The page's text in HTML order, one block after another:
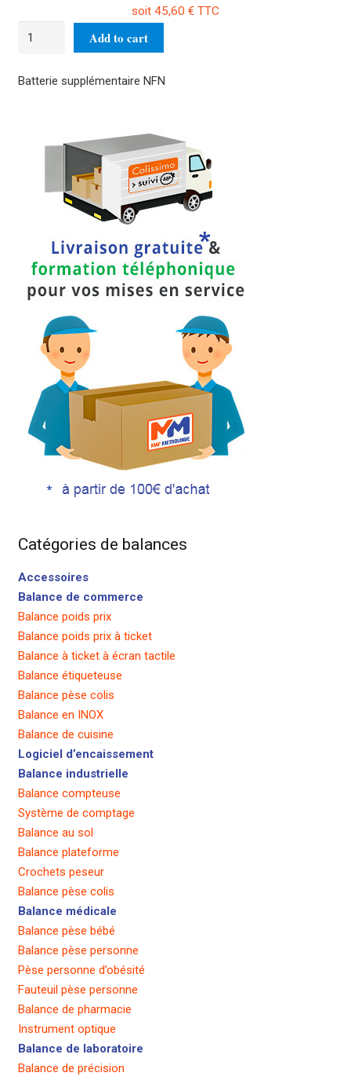
soit 45,60 € TTC
Batterie
supplémentaire
quantity
Add to cart
Batterie supplémentaire NFN
Catégories de balances
Accessoires
Balance de commerce
Balance poids prix
Balance poids prix à ticket
Balance à ticket à écran tactile
Balance étiqueteuse
Balance pèse colis
Balance en INOX
Balance de cuisine
Logiciel d’encaissement
Balance industrielle
Balance compteuse
Système de comptage
Balance au sol
Balance plateforme
Crochets peseur
Balance pèse colis
Balance médicale
Balance pèse bébé
Balance pèse personne
Pèse personne d’obésité
Fauteuil pèse personne
Balance de pharmacie
Instrument optique
Balance de laboratoire
Balance de précision